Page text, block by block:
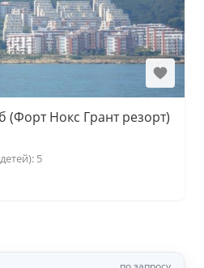
Нокс Грант резорт)
5